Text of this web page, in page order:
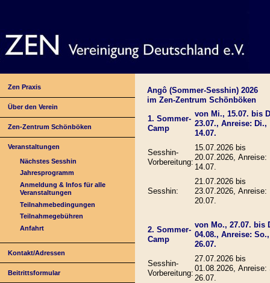
Zen Praxis
Über den Verein
Zen-Zentrum Schönböken
Veranstaltungen
Nächstes Sesshin
Jahresprogramm
Anmeldung & Infos für alle
Veranstaltungen
Teilnahmebedingungen
Teilnahmegebühren
Anfahrt
Kontakt/Adressen
Beitrittsformular
Angô (Sommer-Sesshin) 2026
im Zen-Zentrum Schönböken
1. Sommer-
Camp
von Mi., 15.07. bis
23.07., Anreise: Di.,
14.07.
Sesshin-
Vorbereitung:
15.07.2026 bis
20.07.2026, Anreise:
14.07.
Sesshin:
21.07.2026 bis
23.07.2026, Anreise:
20.07.
2. Sommer-
Camp
von Mo., 27.07. bis
04.08., Anreise: So.,
26.07.
Sesshin-
Vorbereitung:
27.07.2026 bis
01.08.2026, Anreise:
26.07.